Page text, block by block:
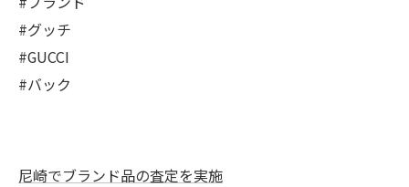
#グッチ
#GUCCI
#バック
尼崎でブランド品の査定を実施